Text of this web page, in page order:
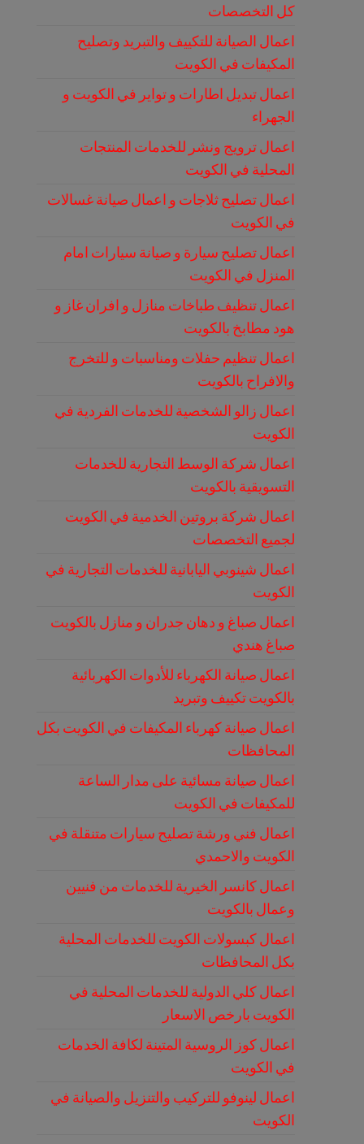
كل التخصصات
اعمال الصيانة للتكييف والتبريد وتصليح
المكيفات في الكويت
اعمال تبديل اطارات و تواير في الكويت و
الجهراء
اعمال ترويج ونشر للخدمات المنتجات
المحلية في الكويت
اعمال تصليح ثلاجات و اعمال صيانة غسالات
في الكويت
اعمال تصليح سيارة و صيانة سيارات امام
المنزل في الكويت
اعمال تنظيف طباخات منازل و افران غاز و
هود مطابخ بالكويت
اعمال تنظيم حفلات ومناسبات و للتخرج
والافراح بالكويت
اعمال زالو الشخصية للخدمات الفردية في
الكويت
اعمال شركة الوسط التجارية للخدمات
التسويقية بالكويت
اعمال شركة بروتين الخدمية في الكويت
لجميع التخصصات
اعمال شينوبي اليابانية للخدمات التجارية في
الكويت
اعمال صباغ و دهان جدران و منازل بالكويت
صباغ هندي
اعمال صيانة الكهرباء للأدوات الكهربائية
بالكويت تكييف وتبريد
اعمال صيانة كهرباء المكيفات في الكويت بكل
المحافظات
اعمال صيانة مسائية على مدار الساعة
للمكيفات في الكويت
اعمال فني ورشة تصليح سيارات متنقلة في
الكويت والاحمدي
اعمال كانسر الخيرية للخدمات من فنيين
وعمال بالكويت
اعمال كبسولات الكويت للخدمات المحلية
بكل المحافظات
اعمال كلي الدولية للخدمات المحلية في
الكويت بارخص الاسعار
اعمال كوز الروسية المتينة لكافة الخدمات
في الكويت
اعمال لينوفو للتركيب والتنزيل والصيانة في
الكويت